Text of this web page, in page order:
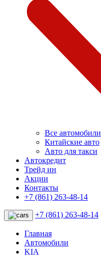
Все автомобили
Китайские авто
Авто для такси
Автокредит
Трейд ин
Акции
Контакты
+7 (861) 263-48-14
+7 (861) 263-48-14
Главная
Автомобили
KIA